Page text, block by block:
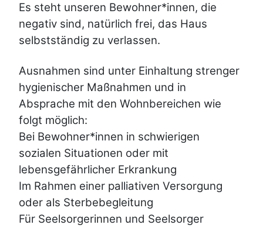
Es steht unseren Bewohner*innen, die
negativ sind, natürlich frei, das Haus
selbstständig zu verlassen.
Ausnahmen sind unter Einhaltung strenger
hygienischer Maßnahmen und in
Absprache mit den Wohnbereichen wie
folgt möglich:
Bei Bewohner*innen in schwierigen
sozialen Situationen oder mit
lebensgefährlicher Erkrankung
Im Rahmen einer palliativen Versorgung
oder als Sterbebegleitung
Für Seelsorgerinnen und Seelsorger